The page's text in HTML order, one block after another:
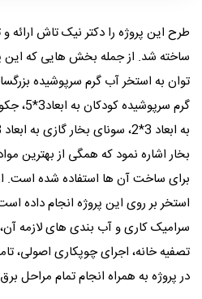
طرح این پروژه را دکتر نیک تاش ارائه
ساخته شد. از جمله بخش هایی که این
بخار اشاره نمود که همگی از بهترین
برای ساخت آن ها استفاده شده است.
استخر بر روی این پروژه انجام داده
سرامیک کاری و آب بندی های لازمه
تصفیه خانه، اجرای چوپکاری اصولی،
در پروژه به همراه انجام تمام مراحل